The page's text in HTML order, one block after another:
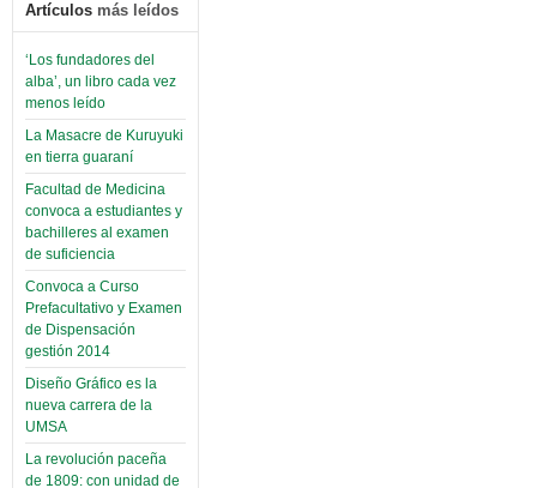
Artículos más leídos
‘Los fundadores del
alba’, un libro cada vez
menos leído
La Masacre de Kuruyuki
en tierra guaraní
Facultad de Medicina
convoca a estudiantes y
bachilleres al examen
de suficiencia
Convoca a Curso
Prefacultativo y Examen
de Dispensación
gestión 2014
Diseño Gráfico es la
nueva carrera de la
UMSA
La revolución paceña
de 1809: con unidad de